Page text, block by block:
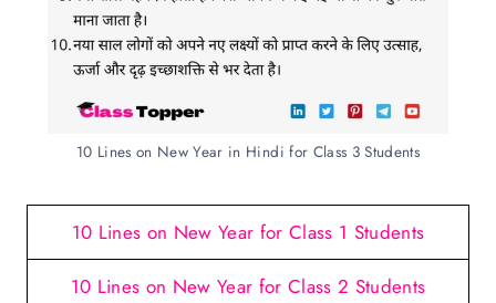
10 Lines on New Year in Hindi for Class 3 Students
10 Lines on New Year for Class 1 Students
10 Lines on New Year for Class 2 Students